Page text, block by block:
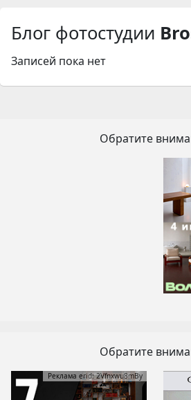
Блог фотостудии
Записей пока нет
Обратите
Обратите
Реклама erid: 2Vfnxwu8mBy